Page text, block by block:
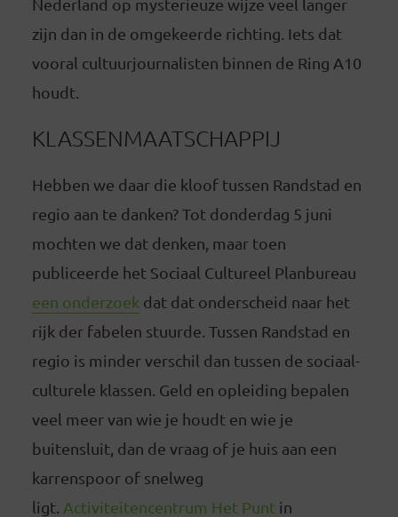
Nederland op mysterieuze wijze veel langer
zijn dan in de omgekeerde richting. Iets dat
vooral cultuurjournalisten binnen de Ring A10
houdt.
KLASSENMAATSCHAPPIJ
Hebben we daar die kloof tussen Randstad en
regio aan te danken? Tot donderdag 5 juni
mochten we dat denken, maar toen
publiceerde het Sociaal Cultureel Planbureau
een onderzoek dat dat onderscheid naar het
rijk der fabelen stuurde. Tussen Randstad en
regio is minder verschil dan tussen de sociaal-
culturele klassen. Geld en opleiding bepalen
veel meer van wie je houdt en wie je
buitensluit, dan de vraag of je huis aan een
karrenspoor of snelweg
ligt. Activiteitencentrum Het Puntin